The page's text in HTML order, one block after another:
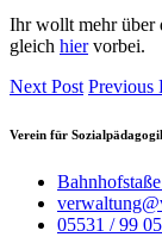
Ihr wollt mehr über
gleich hiervorbei.
Next Post Previous
Verein für
05531 / 99